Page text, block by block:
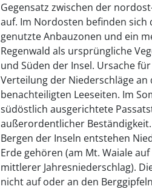
Gegensatz zwischen der
auf. Im Nordosten befinden sich
genutzte Anbauzonen und ein
Regenwald als ursprüngliche
und Süden der Insel. Ursache
Verteilung der Niederschläge
benachteiligten Leeseiten. Im
südöstlich ausgerichtete
außerordentlicher
Bergen der Inseln entstehen
Erde gehören (am Mt. Waiale
mittlerer Jahresniederschlag).
nicht auf oder an den